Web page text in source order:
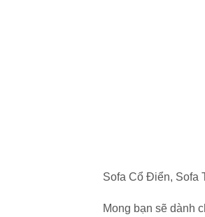
Sofa Cổ Điển, Sofa
Mong bạn sẽ dành